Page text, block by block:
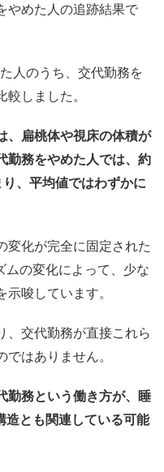
やめた人の追跡結果で
人のうち、交代勤務を
しました。
、扁桃体や視床の体積が
勤務をやめた人では、約
、平均値ではわずかに
変化が完全に固定された
ムの変化によって、少な
唆しています。
、交代勤務が直接これら
はありません。
勤務という働き方が、睡
造とも関連している可能